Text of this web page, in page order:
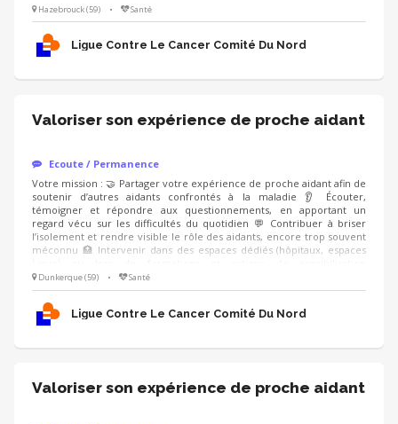
(professionnels de santé, entreprises), en étant accompagné.e par un
modérateur formé Compétences : ❤️ Écoute bienveillante et
empathie 🗝️ Capacité à prendre du recul sur son vécu 🤐 Respect du
cadre et de la confidentialité
Hazebrouck (59) • Santé
Ligue Contre Le Cancer Comité Du Nord
Valoriser son expérience de proche aidant
Ecoute / Permanence
Votre mission : 🤝 Partager votre expérience de proche aidant afin de
soutenir d’autres aidants confrontés à la maladie 👂 Écouter,
témoigner et répondre aux questionnements, en apportant un
regard vécu sur les difficultés du quotidien 💬 Contribuer à briser
l’isolement et rendre visible le rôle des aidants, encore trop souvent
méconnu 🏥 Intervenir dans des espaces dédiés (hôpitaux, espaces
(professionnels de santé, entreprises), en étant accompagné.e par un
modérateur formé Compétences : ❤️ Écoute bienveillante et
empathie 🗝️ Capacité à prendre du recul sur son vécu 🤐 Respect du
cadre et de la confidentialité
Dunkerque (59) • Santé
Ligue Contre Le Cancer Comité Du Nord
Valoriser son expérience de proche aidant